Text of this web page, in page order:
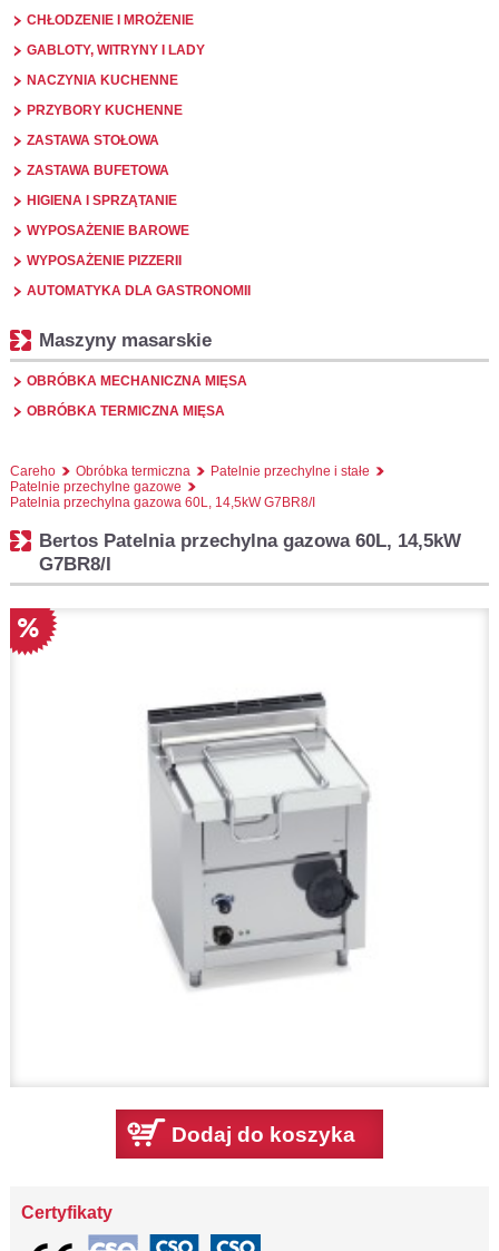
CHŁODZENIE I MROŻENIE
GABLOTY, WITRYNY I LADY
NACZYNIA KUCHENNE
PRZYBORY KUCHENNE
ZASTAWA STOŁOWA
ZASTAWA BUFETOWA
HIGIENA I SPRZĄTANIE
WYPOSAŻENIE BAROWE
WYPOSAŻENIE PIZZERII
AUTOMATYKA DLA GASTRONOMII
Maszyny masarskie
OBRÓBKA MECHANICZNA MIĘSA
OBRÓBKA TERMICZNA MIĘSA
Careho Obróbka termiczna
Patelnie przechylne i stałe
Patelnie przechylne gazowe
Patelnia przechylna gazowa 60L, 14,5kW G7BR8/I
Bertos Patelnia przechylna gazowa 60L, 14,5kW
G7BR8/I
Dodaj do koszyka
Certyfikaty